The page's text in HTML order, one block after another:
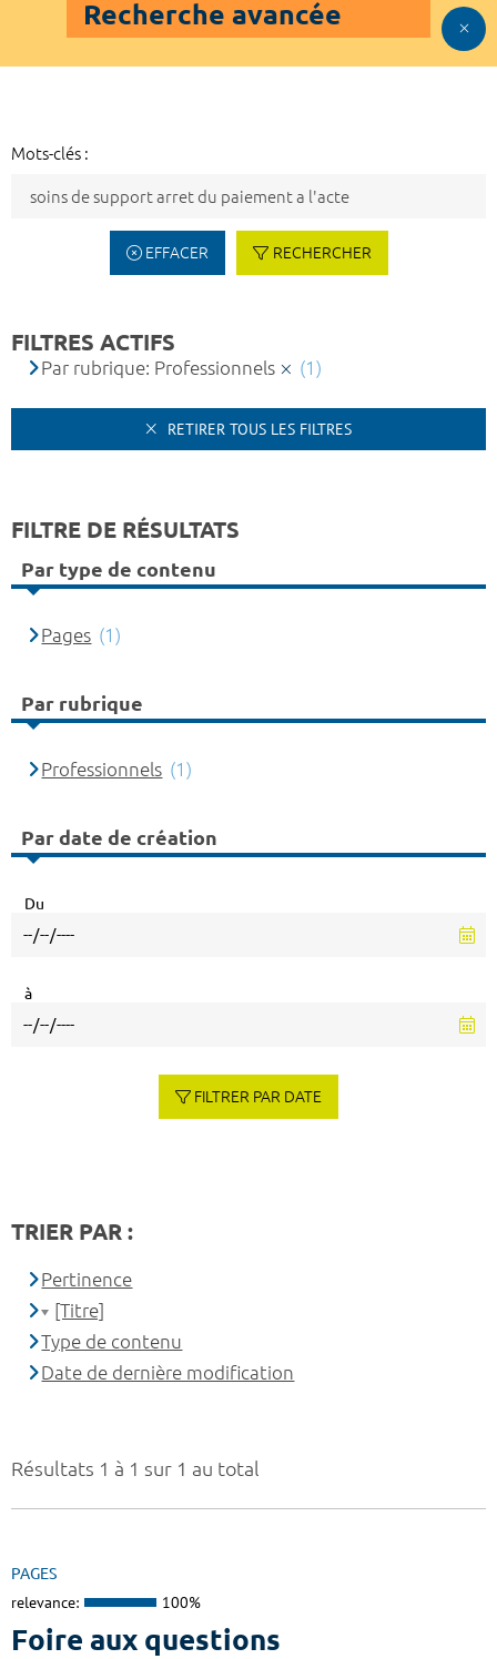
Recherche avancée
Mots-clés :
EFFACER RECHERCHER
Résultats 1 à 1 sur 1 au total
PAGES
relevance: 100%
Foire aux questions
FILTRES ACTIFS
Par rubrique: Professionnels (1)
RETIRER TOUS LES FILTRES
FILTRE DE RÉSULTATS
Par type de contenu
Pages (1)
Par rubrique
Professionnels (1)
Par date de création
Du
à
FILTRER PAR DATE
TRIER PAR :
Pertinence
[Titre]
Type de contenu
Date de dernière modification